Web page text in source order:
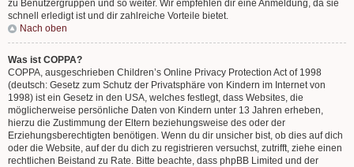
zu Benutzergruppen und so weiter. Wir empfehlen dir eine Anmeldung, da sie
schnell erledigt ist und dir zahlreiche Vorteile bietet.
Nach oben
Was ist COPPA?
COPPA, ausgeschrieben Children’s Online Privacy Protection Act of 1998
(deutsch: Gesetz zum Schutz der Privatsphäre von Kindern im Internet von
1998) ist ein Gesetz in den USA, welches festlegt, dass Websites, die
möglicherweise persönliche Daten von Kindern unter 13 Jahren erheben,
hierzu die Zustimmung der Eltern beziehungsweise des oder der
Erziehungsberechtigten benötigen. Wenn du dir unsicher bist, ob dies auf dich
oder die Website, auf der du dich zu registrieren versuchst, zutrifft, ziehe einen
rechtlichen Beistand zu Rate. Bitte beachte, dass phpBB Limited und der